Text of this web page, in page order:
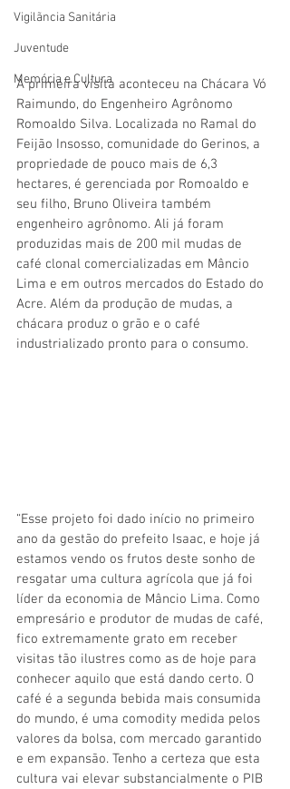
Vigilãncia Sanitária
Juventude
Memória e Cultura
A primeira visita aconteceu na Chácara Vó
Raimundo, do Engenheiro Agrônomo
Romoaldo Silva. Localizada no Ramal do
Feijão Insosso, comunidade do Gerinos, a
propriedade de pouco mais de 6,3
hectares, é gerenciada por Romoaldo e
seu filho, Bruno Oliveira também
engenheiro agrônomo. Ali já foram
produzidas mais de 200 mil mudas de
café clonal comercializadas em Mâncio
Lima e em outros mercados do Estado do
Acre. Além da produção de mudas, a
chácara produz o grão e o café
industrializado pronto para o consumo.
“Esse projeto foi dado início no primeiro
ano da gestão do prefeito Isaac, e hoje já
estamos vendo os frutos deste sonho de
resgatar uma cultura agrícola que já foi
líder da economia de Mâncio Lima. Como
empresário e produtor de mudas de café,
fico extremamente grato em receber
visitas tão ilustres como as de hoje para
conhecer aquilo que está dando certo. O
café é a segunda bebida mais consumida
do mundo, é uma comodity medida pelos
valores da bolsa, com mercado garantido
e em expansão. Tenho a certeza que esta
cultura vai elevar substancialmente o PIB